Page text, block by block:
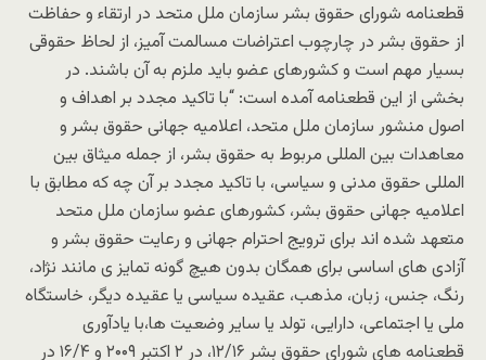
قطعنامه شورای حقوق بشر سازمان ملل متحد در ارتقاء و حفاظت
از حقوق بشر در چارچوب اعتراضات مسالمت آمیز، از لحاظ حقوقی
بسیار مهم است و کشورهای عضو باید ملزم به آن باشند. در
بخشی از این قطعنامه آمده است: “با تاکید مجدد بر اهداف و
اصول منشور سازمان ملل متحد، اعلامیه جهانی حقوق بشر و
معاهدات بین المللی مربوط به حقوق بشر، از جمله میثاق بین
المللی حقوق مدنی و سیاسی، با تاکید مجدد بر آن چه که مطابق با
اعلامیه جهانی حقوق بشر، کشورهای عضو سازمان ملل متحد
متعهد شده اند برای ترویج احترام جهانی و رعایت حقوق بشر و
آزادی های اساسی برای همگان بدون هیچ گونه تمایز ی مانند نژاد،
رنگ، جنس، زبان، مذهب، عقیده سیاسی یا عقیده دیگر، خاستگاه
ملی یا اجتماعی، دارایی، تولد یا سایر وضعیت ها،با یادآوری
قطعنامه های شورای حقوق بشر ۱۲/۱۶، در ۲ اکتبر ۲۰۰۹ و ۱۶/۴ در